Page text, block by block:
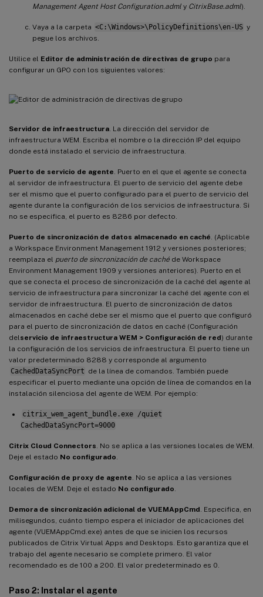
Management Agent Host Configuration.adml y CitrixBase.adml).
Vaya a la carpeta <C:\Windows>\PolicyDefinitions\en-US y
pegue los archivos.
Utilice el Editor de administración de directivas de grupo para
configurar un GPO con los siguientes valores:
Servidor de infraestructura . La dirección del servidor de
infraestructura WEM. Escriba el nombre o la dirección IP del equipo
donde está instalado el servicio de infraestructura.
Puerto de servicio de agente . Puerto en el que el agente se conecta
al servidor de infraestructura. El puerto de servicio del agente debe
ser el mismo que el puerto configurado para el puerto de servicio del
agente durante la configuración de los servicios de infraestructura. Si
no se especifica, el puerto es 8286 por defecto.
Puerto de sincronización de datos almacenado en caché . (Aplicable
a Workspace Environment Management 1912 y versiones posteriores;
reemplaza el puerto de sincronización de caché de Workspace
Environment Management 1909 y versiones anteriores). Puerto en el
que se conecta el proceso de sincronización de la caché del agente al
servicio de infraestructura para sincronizar la caché del agente con el
servidor de infraestructura. El puerto de sincronización de datos
almacenados en caché debe ser el mismo que el puerto que configuró
para el puerto de sincronización de datos en caché (Configuración
del servicio de infraestructura WEM > Configuración de red) durante
la configuración de los servicios de infraestructura. El puerto tiene un
valor predeterminado 8288 y corresponde al argumento
CachedDataSyncPort de la línea de comandos. También puede
especificar el puerto mediante una opción de línea de comandos en la
instalación silenciosa del agente de WEM. Por ejemplo:
citrix_wem_agent_bundle.exe /quiet
CachedDataSyncPort=9000
Citrix Cloud Connectors . No se aplica a las versiones locales de WEM.
Deje el estado No configurado
Configuración de proxy de agente . No se aplica a las versiones
locales de WEM. Deje el estado No configurado
Demora de sincronización adicional de VUEMAppCmd . Especifica, en
milisegundos, cuánto tiempo espera el iniciador de aplicaciones del
agente (VUEMAppCmd.exe) antes de que se inicien los recursos
publicados de Citrix Virtual Apps and Desktops. Esto garantiza que el
trabajo del agente necesario se complete primero. El valor
recomendado es de 100 a 200. El valor predeterminado es 0.
Paso 2: Instalar el agente